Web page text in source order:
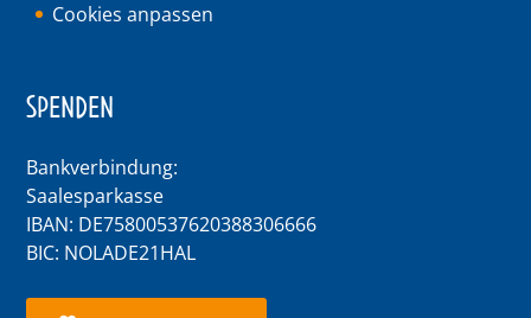
Cookies anpassen
SPENDEN
Bankverbindung:
Saalesparkasse
IBAN: DE75800537620388306666
BIC: NOLADE21HAL